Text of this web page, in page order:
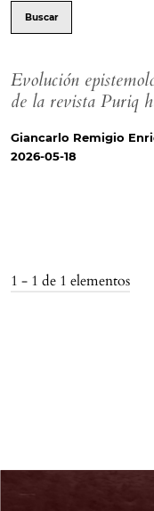
Buscar
Evolución
de la revista Puriq
Giancarlo Remigio
2026-05-18
1 - 1 de 1 elementos